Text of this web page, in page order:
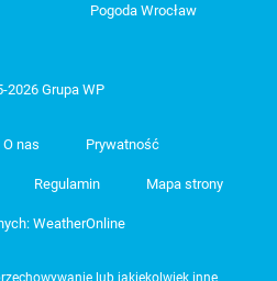
Pogoda Wrocław
2026 Grupa WP
O nas Prywatność
Regulamin Mapa strony
WeatherOnline
lub jakiekolwiek inne